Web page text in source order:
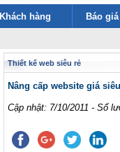
Khách hàng Báo giá
Thiết kế web siêu rẻ
Nâng cấp website giá
Cập nhật: 7/10/2011 - Số